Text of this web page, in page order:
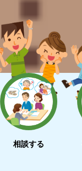
相談する